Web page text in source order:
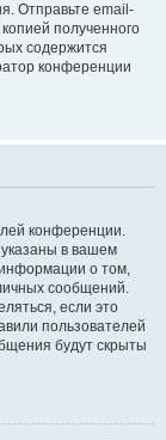
Отправьте email-
полученного
содержится
конференции
конференции.
указаны в вашем
о том,
сообщений.
если это
пользователей
будут скрыты